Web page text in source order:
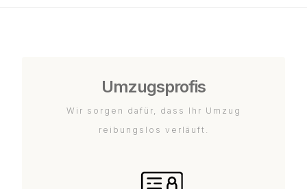
Umzugsprofis
Wir sorgen dafür, dass Ihr Umzug
reibungslos verläuft.